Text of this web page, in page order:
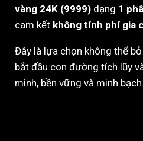
vàng 24K (9999) dạng 1
cam kết không tính phí gia
Đây là lựa chọn không thể
bắt đầu con đường tích lũy
minh, bền vững và minh bạch.